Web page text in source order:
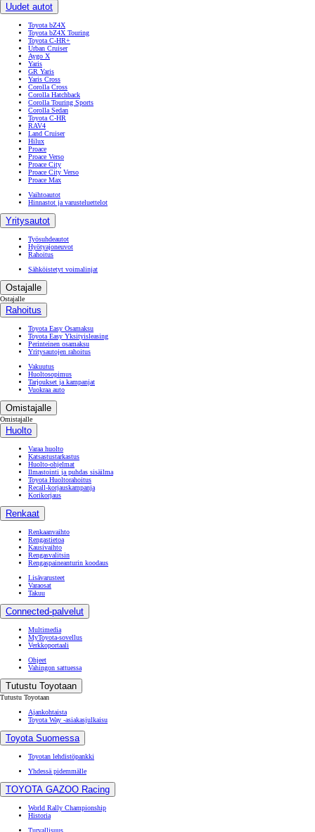
Uudet autot
Toyota bZ4X
Toyota bZ4X Touring
Toyota C-HR+
Urban Cruiser
Aygo X
Yaris
GR Yaris
Yaris Cross
Corolla Cross
Corolla Hatchback
Corolla Touring Sports
Corolla Sedan
Toyota C-HR
RAV4
Land Cruiser
Hilux
Proace
Proace Verso
Proace City
Proace City Verso
Proace Max
Vaihtoautot
Hinnastot ja varusteluettelot
Yritysautot
Työsuhdeautot
Hyötyajoneuvot
Rahoitus
Sähköistetyt voimalinjat
Ostajalle
Ostajalle
Rahoitus
Toyota Easy Osamaksu
Toyota Easy Yksityisleasing
Perinteinen osamaksu
Yritysautojen rahoitus
Vakuutus
Huoltosopimus
Tarjoukset ja kampanjat
Vuokraa auto
Omistajalle
Omistajalle
Huolto
Varaa huolto
Katsastustarkastus
Huolto-ohjelmat
Ilmastointi ja puhdas sisäilma
Toyota Huoltorahoitus
Recall-korjauskampanja
Korikorjaus
Renkaat
Renkaanvaihto
Rengastietoa
Kausivaihto
Rengasvalitsin
Rengaspaineanturin koodaus
Lisävarusteet
Varaosat
Takuu
Connected-palvelut
Multimedia
MyToyota-sovellus
Verkkoportaali
Ohjeet
Vahingon sattuessa
Tutustu Toyotaan
Tutustu Toyotaan
Ajankohtaista
Toyota Way -asiakasjulkaisu
Toyota Suomessa
Toyotan lehdistöpankki
Yhdessä pidemmälle
TOYOTA GAZOO Racing
World Rally Championship
Historia
Turvallisuus